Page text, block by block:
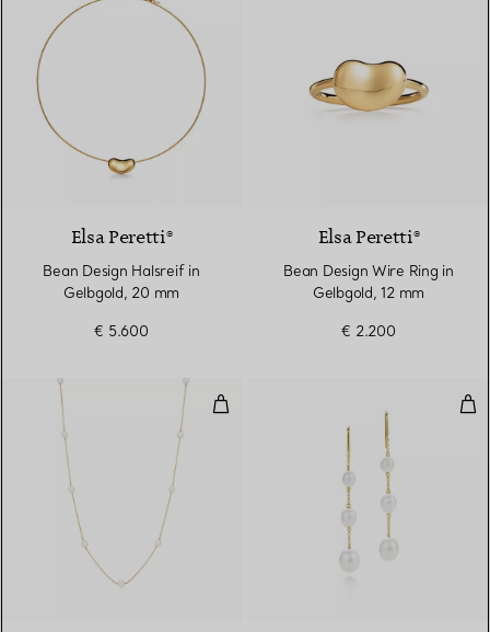
Elsa Peretti®
Bean Design Halsreif in
Gelbgold, 20 mm
€ 5.600
Elsa Peretti®
Bean Design Wire Ring in
Gelbgold, 12 mm
€ 2.200
Pearls by the Yard™ Halskette